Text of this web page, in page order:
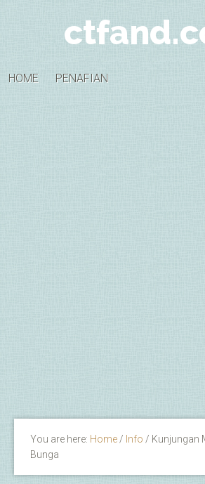
HOME PENAFIAN
You are here: Home / Info / Kunjungan
Bunga